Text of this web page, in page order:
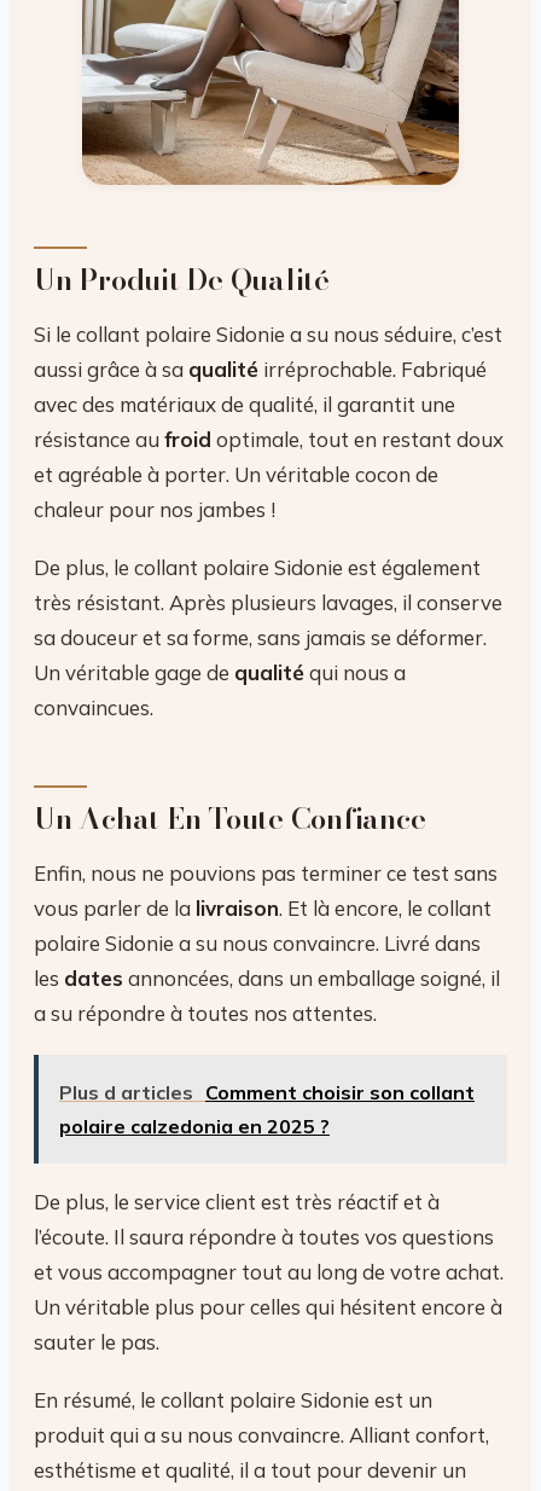
Un Produit De Qualité
Si le collant polaire Sidonie a su nous séduire, c’est
aussi grâce à sa qualité irréprochable. Fabriqué
avec des matériaux de qualité, il garantit une
résistance au froid optimale, tout en restant doux
et agréable à porter. Un véritable cocon de
chaleur pour nos jambes !
De plus, le collant polaire Sidonie est également
très résistant. Après plusieurs lavages, il conserve
sa douceur et sa forme, sans jamais se déformer.
Un véritable gage de qualitéqui nous a
convaincues.
Un Achat En Toute Confiance
Enfin, nous ne pouvions pas terminer ce test sans
vous parler de la livraison. Et là encore, le collant
polaire Sidonie a su nous convaincre. Livré dans
les dates annoncées, dans un emballage soigné, il
a su répondre à toutes nos attentes.
Plus d articles Comment choisir son collant
polaire calzedonia en 2025 ?
De plus, le service client est très réactif et à
l’écoute. Il saura répondre à toutes vos questions
et vous accompagner tout au long de votre achat.
Un véritable plus pour celles qui hésitent encore à
sauter le pas.
En résumé, le collant polaire Sidonie est un
produit qui a su nous convaincre. Alliant confort,
esthétisme et qualité, il a tout pour devenir un